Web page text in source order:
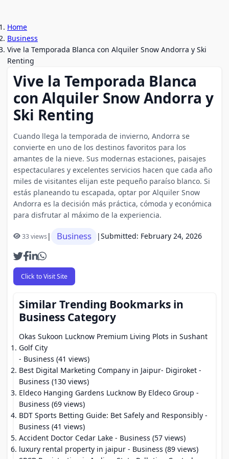
Home
Business
Vive la Temporada Blanca con Alquiler Snow Andorra y Ski
Renting
Vive la Temporada Blanca
con Alquiler Snow Andorra y
Ski Renting
Cuando llega la temporada de invierno, Andorra se
convierte en uno de los destinos favoritos para los
amantes de la nieve. Sus modernas estaciones, paisajes
espectaculares y excelentes servicios hacen que cada año
miles de visitantes elijan este pequeño paraíso blanco. Si
estás planeando tu escapada, optar por Alquiler Snow
Andorra es la decisión más práctica, cómoda y económica
para disfrutar al máximo de la experiencia.
33 views| Business |Submitted: February 24, 2026
Click to Visit Site
Similar Trending Bookmarks in
Business Category
Okas Sukoon Lucknow Premium Living Plots in Sushant
Golf City
- Business (41 views)
Best Digital Marketing Company in Jaipur- Digiroket -
Business (130 views)
Eldeco Hanging Gardens Lucknow By Eldeco Group -
Business (69 views)
BDT Sports Betting Guide: Bet Safely and Responsibly -
Business (41 views)
Accident Doctor Cedar Lake - Business (57 views)
luxury rental property in jaipur - Business (89 views)